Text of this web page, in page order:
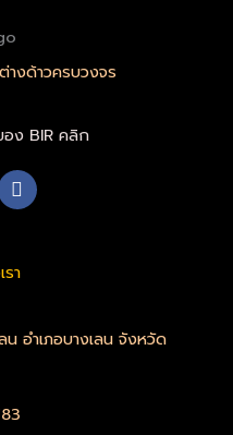
างด้าวครบวงจร
อง BIR คลิก
W
h
a
a
า
อำเภอบางเลน จังหวัด